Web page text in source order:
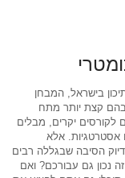
בישראל, המבחן
בהם קצת יותר מתח
יקרים, מבלים
אסטרטגיות. אלא
הסיבה שבגללה רבים
נכון גם עבורכם? ואם